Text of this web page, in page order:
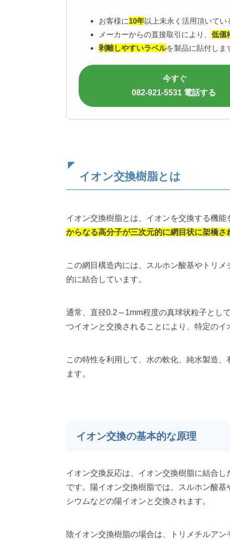
お客様に10年以上末永く活用頂いてい
メーカーからの直接取引により、 低価
剥離しやすいラベルを製品に貼付しま
今すぐ
082-921-5531 電話する
イオン交換樹脂とは
イオン交換樹脂とは、イオンを交換する機能
からなる高分子が三次元的に網目状に架橋さ
この網目構造内には、スルホン酸基やトリ
的に結合しています。
通常、直径0.2～1mm程度の真球状粒子とし
つイオンと交換されることにより、特定のイ
この特性を利用して、水の軟化、純水製造
ます。
イオン交換の基本的な原理
イオン交換反応は、イオン交換樹脂に結合
です。陽イオン交換樹脂では、スルホン酸
シウムなどの陽イオンと交換されます。
陰イオン交換樹脂の場合は、トリメチルア